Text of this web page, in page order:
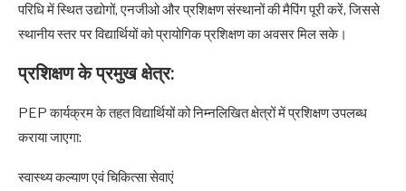
परिधि में स्थित उद्योगों, एनजीओ और प्रशिक्षण संस्थानों की मैपिंग पूरी करें, जिससे
स्थानीय स्तर पर विद्यार्थियों को प्रायोगिक प्रशिक्षण का अवसर मिल सके।
प्रशिक्षण के प्रमुख क्षेत्र:
PEP कार्यक्रम के तहत विद्यार्थियों को निम्नलिखित क्षेत्रों में प्रशिक्षण उपलब्ध
कराया जाएगा:
स्वास्थ्य कल्याण एवं चिकित्सा सेवाएं